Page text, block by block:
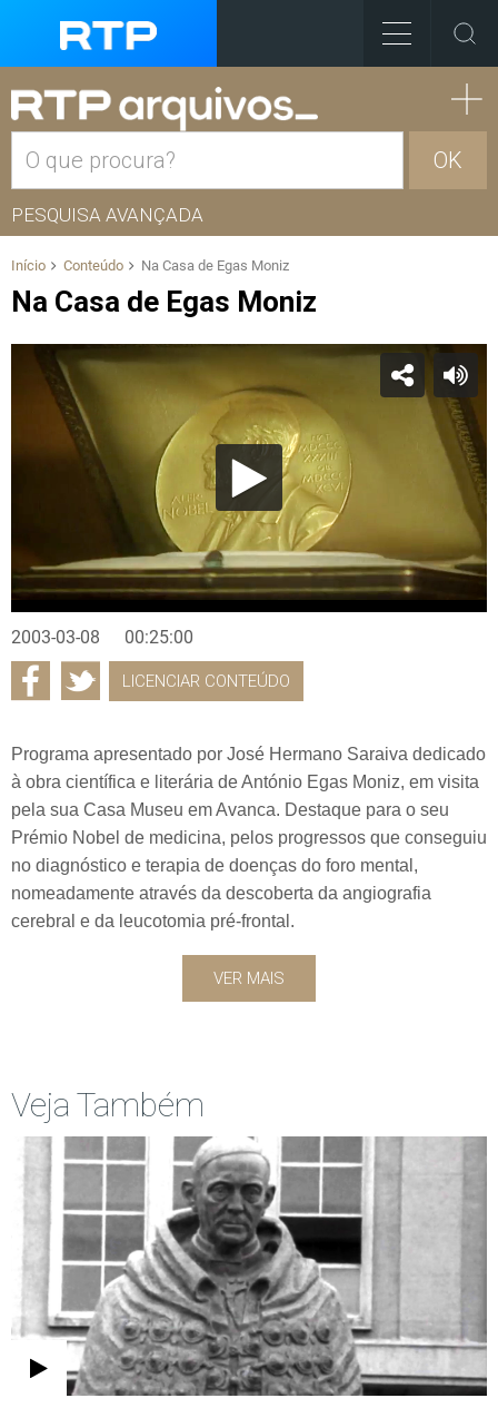
OK
PESQUISA AVANÇADA
Início Conteúdo Na Casa de Egas Moniz
Na Casa de Egas Moniz
2003-03-08 00:25:00
LICENCIAR CONTEÚDO
Programa apresentado por José Hermano Saraiva dedicado
à obra científica e literária de António Egas Moniz, em visita
pela sua Casa Museu em Avanca. Destaque para o seu
Prémio Nobel de medicina, pelos progressos que conseguiu
no diagnóstico e terapia de doenças do foro mental,
nomeadamente através da descoberta da angiografia
cerebral e da leucotomia pré-frontal.
VER MAIS
Veja Também